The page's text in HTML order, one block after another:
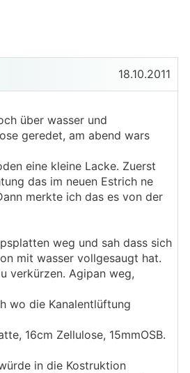
18.10.2011
über wasser und
geredet, am abend wars
eine kleine Lacke. Zuerst
das im neuen Estrich ne
merkte ich das es von der
weg und sah dass sich
mit wasser vollgesaugt hat.
verkürzen. Agipan weg,
wo die Kanalentlüftung
16cm Zellulose, 15mmOSB.
in die Kostruktion